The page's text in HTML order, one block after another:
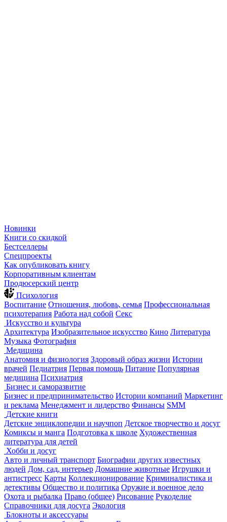
Новинки
Книги со скидкой
Бестселлеры
Спецпроекты
Как опубликовать книгу
Корпоративным клиентам
Продюсерский центр
Психология
Воспитание Отношения, любовь, семья Профессиональная
психотерапия Работа над собой Секс
Искусство и культура
Архитектура Изобразительное искусство Кино Литература
Музыка Фотография
Медицина
Анатомия и физиология Здоровый образ жизни Истории
врачей Педиатрия Первая помощь Питание Популярная
медицина Психиатрия
Бизнес и саморазвитие
Бизнес и предпринимательство Истории компаний Маркетинг
и реклама Менеджмент и лидерство Финансы SMM
Детские книги
Детские энциклопедии и научпоп Детское творчество и досуг
Комиксы и манга Подготовка к школе Художественная
литература для детей
Хобби и досуг
Авто и личный транспорт Биографии других известных
людей Дом, сад, интерьер Домашние животные Игрушки и
антистресс Карты Коллекционирование Криминалистика и
детективы Общество и политика Оружие и военное дело
Охота и рыбалка Право (общее) Рисование Рукоделие
Справочники для досуга Экология
Блокноты и аксессуары